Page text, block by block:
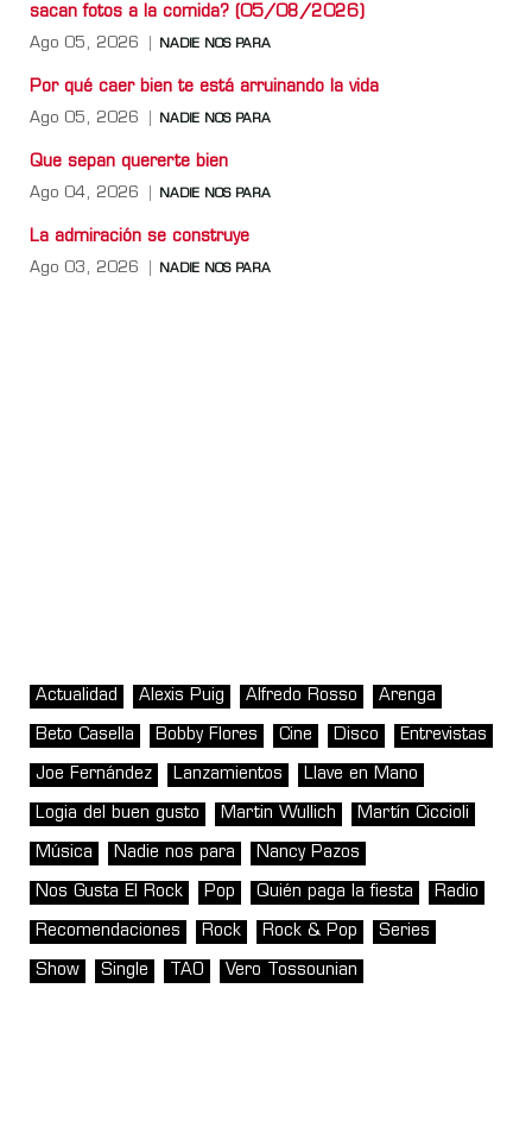
sacan fotos a la comida? (05/08/2026)
Ago 05, 2026 NADIE NOS PARA
Por qué caer bien te está arruinando la vida
Ago 05, 2026 NADIE NOS PARA
Que sepan quererte bien
Ago 04, 2026 NADIE NOS PARA
La admiración se construye
Ago 03, 2026 NADIE NOS PARA
Actualidad Alexis Puig Alfredo Rosso Arenga
Beto Casella Bobby Flores Cine Disco Entrevistas
Joe Fernández Lanzamientos Llave en Mano
Logia del buen gusto Martin Wullich Martín Ciccioli
Música Nadie nos para Nancy Pazos
Nos Gusta El Rock Pop Quién paga la fiesta Radio
Recomendaciones Rock Rock & Pop Series
Show Single TAO Vero Tossounian